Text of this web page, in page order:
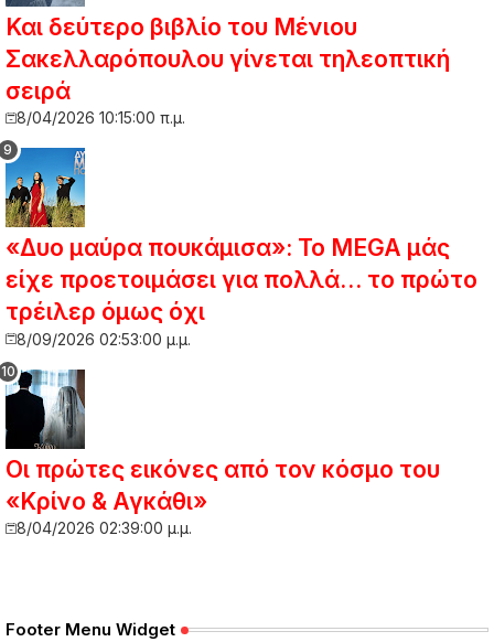
Και δεύτερο βιβλίο του Μένιου
Σακελλαρόπουλου γίνεται τηλεοπτική
σειρά
8/04/2026 10:15:00 π.μ.
«Δυο μαύρα πουκάμισα»: Το MEGA μάς
είχε προετοιμάσει για πολλά… το πρώτο
τρέιλερ όμως όχι
8/09/2026 02:53:00 μ.μ.
Οι πρώτες εικόνες από τον κόσμο του
«Κρίνο & Αγκάθι»
8/04/2026 02:39:00 μ.μ.
Footer Menu Widget